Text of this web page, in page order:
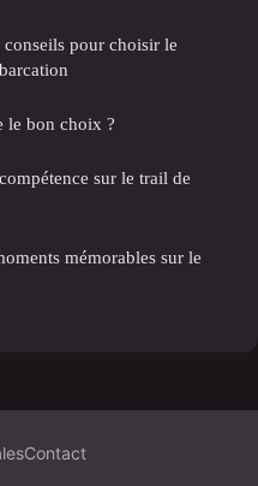
pour choisir le
le bon choix ?
sur le trail de
mémorables sur le
Contact